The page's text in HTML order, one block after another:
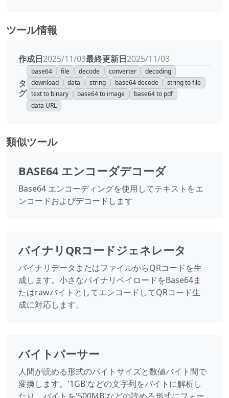
ツール情報
作成日2025/11/03最終更新日2025/11/03
タ
グ
base64 file decode converter
decoding
download
data string base64 decode
string to file
text to binary
base64 to image
base64 to pdf
data URL
類似ツール
BASE64 エンコーダデコーダ
Base64 エンコーディングを使用してテキストをエ
ンコードおよびデコードします
バイナリQRコードジェネレータ
バイナリデータまたはファイルからQRコードを生
成します。小さなバイナリペイロードをBase64ま
たはrawバイトとしてエンコードしてQRコード生
成に対応します。
バイトパーサー
人間が読める形式のバイトサイズと数値バイト間で
変換します。'1GB'などの文字列をバイトに解析し